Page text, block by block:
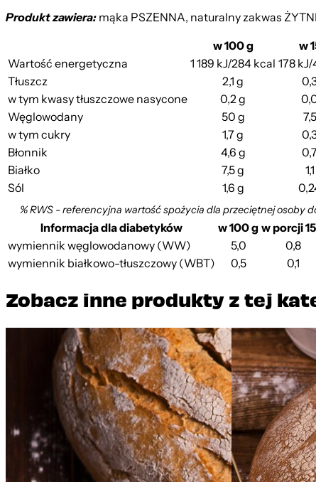
Produkt zawiera:mąka PSZENNA, naturalny zakwas
w 100 g
w
Wartość energetyczna
1 189 kJ/284 kcal 178
Tłuszcz
2,1 g
w tym kwasy tłuszczowe nasycone
0,2 g
Węglowodany
50 g
w tym cukry
1,7 g
Błonnik
4,6 g
Białko
7,5 g
Sól
1,6 g
% RWS - referencyjna wartość spożycia dla przeciętnej osoby
Informacja dla diabetyków w 100 gw porcji
wymiennik węglowodanowy (WW)
5,0
0,8
wymiennik białkowo-tłuszczowy (WBT)
0,5 0,1
Zobacz inne produkty z tej